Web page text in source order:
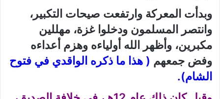
وبدأت المعركة وارتفعت صيحات التكبير،
وانتصر المسلمون ودخلوا غزة، مهللين
مكبرين، وأظهر الله أولياءه وهزم أعداءه
وفض جمعهم ( هذا ما ذكره الواقدي في فتوح
الشام).